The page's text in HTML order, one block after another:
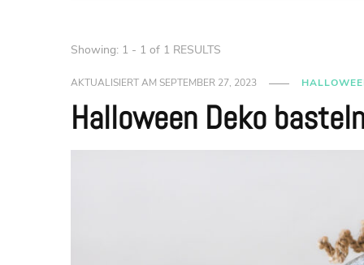
Showing: 1 - 1 of 1 RESULTS
AKTUALISIERT AM SEPTEMBER 27, 2023
Halloween Deko